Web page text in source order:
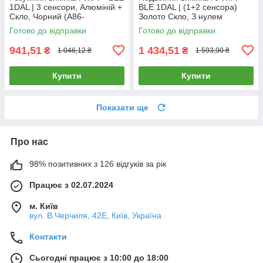
1DAL | 3 сенсори, Алюміній +
Скло, Чорний (A86-
GSW3G.WF.BL)
Готово до відправки
941,51 ₴ 1 046,12 ₴
Купити
BLE 1DAL | (1+2 сенсора)
Золото Скло, З нулем
(G157D-SW1G2G.WF.GD)
Готово до відправки
1 434,51 ₴ 1 593,90 ₴
Купити
Показати ще
Про нас
98% позитивних з 126 відгуків за рік
Працює з 02.07.2024
м. Київ
вул. В.Черчиля, 42Е, Київ, Україна
Контакти
Сьогодні працює з 10:00 до 18:00